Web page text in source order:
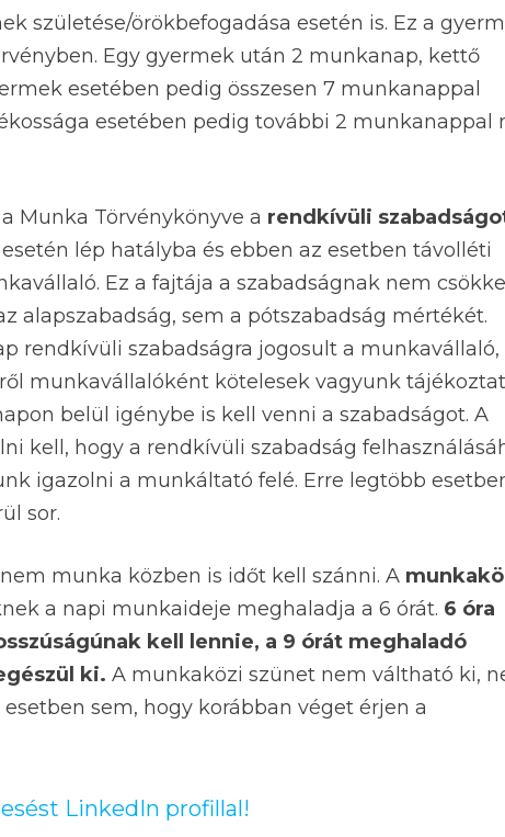
születése/örökbefogadása esetén is. Ez a
Egy gyermek után 2 munkanap, kettő
esetében pedig összesen 7 munkanappal
esetében pedig további 2 munkanappal
Munka Törvénykönyve a rendkívüli
lép hatályba és ebben az esetben távolléti
Ez a fajtája a szabadságnak nem
alapszabadság, sem a pótszabadság mértékét.
rendkívüli szabadságra jogosult a munkavállaló,
munkavállalóként kötelesek vagyunk
belül igénybe is kell venni a szabadságot. A
kell, hogy a rendkívüli szabadság
igazolni a munkáltató felé. Erre legtöbb
sor.
munka közben is időt kell szánni. A
a napi munkaideje meghaladja a 6 órát. 6 óra
kell lennie, a 9 órát meghaladó
ki. A munkaközi szünet nem váltható ki,
sem, hogy korábban véget érjen a
LinkedIn profillal!